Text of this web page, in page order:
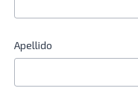
Apellido